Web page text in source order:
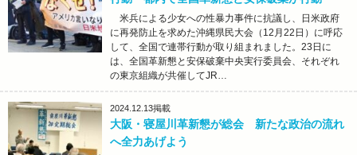
米兵による少女への性暴力事件に抗議し、日米政府
に再発防止を求めた沖縄県民大会（12月22日）に呼応
して、全国で連帯行動が取り組まれました。23日に
は、全国革新懇と安保破棄中央実行委員会、それぞれ
の東京組織が共催してJR…
2024.12.13掲載
大阪・寝屋川革新懇が総会 新たな政治の流れ
へ全力あげよう